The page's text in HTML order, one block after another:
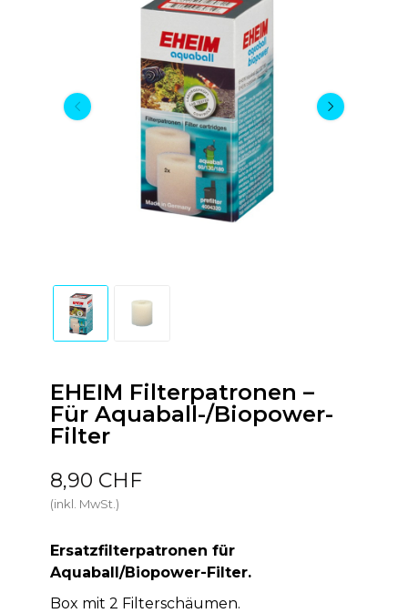
EHEIM Filterpatronen –
Für Aquaball-/Biopower-
Filter
8,90 CHF
(inkl. MwSt.)
Ersatzfilterpatronen für
Aquaball/Biopower-Filter.
Box mit 2 Filterschäumen.